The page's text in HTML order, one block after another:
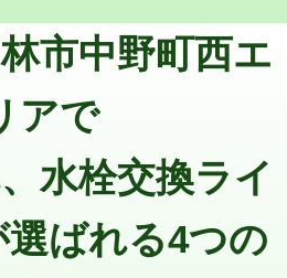
66,000円
㎝超え）
で） 27,500円
え）
16,500円
え +3,300円
・清掃・修
11,000円
・清掃・修
22,000円
市中野町西エ
アで
水栓交換ライ
ばれる4つの